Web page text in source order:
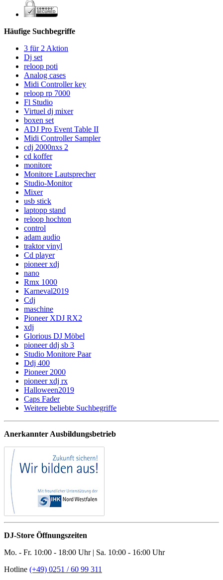
Häufige Suchbegriffe
3 für 2 Aktion
Dj set
reloop poti
Analog cases
Midi Controller key
reloop rp 7000
Fl Studio
Virtuel dj mixer
boxen set
ADJ Pro Event Table II
Midi Controller Sampler
cdj 2000nxs 2
cd koffer
monitore
Monitore Lautsprecher
Studio-Monitor
Mixer
usb stick
laptopp stand
reloop hochton
control
adam audio
traktor vinyl
Cd player
pioneer xdj
nano
Rmx 1000
Karneval2019
Cdj
maschine
Pioneer XDJ RX2
xdj
Glorious DJ Möbel
pioneer ddj sb 3
Studio Monitore Paar
Ddj 400
Pioneer 2000
pioneer xdj rx
Halloween2019
Caps Fader
Weitere beliebte Suchbegriffe
Anerkannter Ausbildungsbetrieb
DJ-Store Öffnungszeiten
Mo. - Fr. 10:00 - 18:00 Uhr | Sa. 10:00 - 16:00 Uhr
Hotline (+49) 0251 / 60 99 311